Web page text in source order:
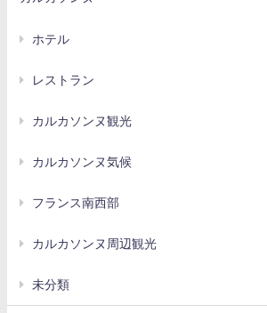
ホテル
レストラン
カルカソンヌ観光
カルカソンヌ気候
フランス南西部
カルカソンヌ周辺観光
未分類